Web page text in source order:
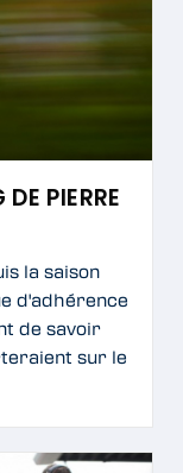
PIERRE
la saison
d'adhérence
de savoir
sur le